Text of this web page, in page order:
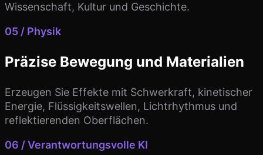
Wissenschaft, Kultur und Geschichte.
05 / Physik
Präzise Bewegung und Materialien
Erzeugen Sie Effekte mit Schwerkraft, kinetischer
Energie, Flüssigkeitswellen, Lichtrhythmus und
reflektierenden Oberflächen.
06 / Verantwortungsvolle KI